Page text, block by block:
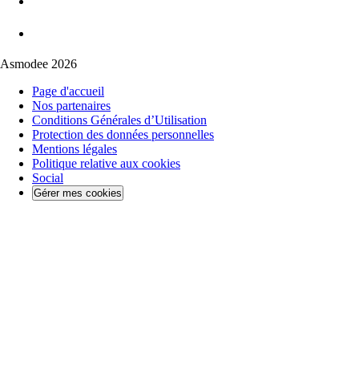
Asmodee 2026
Page d'accueil
Nos partenaires
Conditions Générales d’Utilisation
Protection des données personnelles
Mentions légales
Politique relative aux cookies
Social
Gérer mes cookies